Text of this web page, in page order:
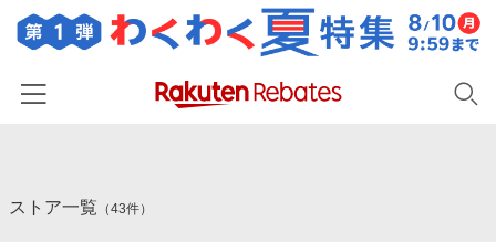
カテゴリー一覧
ストア一覧 （43件）